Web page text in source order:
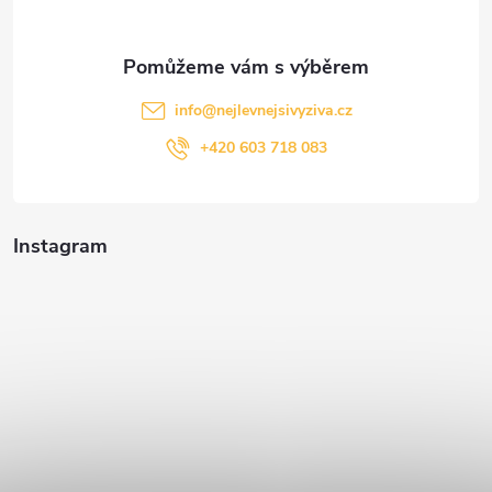
Instagram
info@nejlevnejsivyziva.cz
+420 603 718 083